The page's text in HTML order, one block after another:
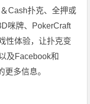
Cash扑克、全押或
咪牌、PokerCraft
性体验，让扑克变
及Facebook和
多信息。